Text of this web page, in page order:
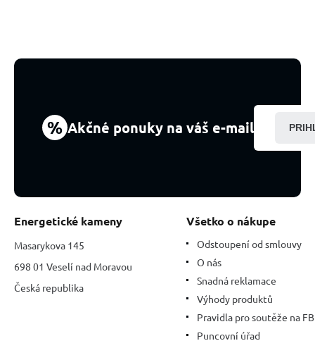
% Akčné ponuky na váš e-mail
Energetické kameny
Masarykova 145
698 01 Veselí nad Moravou
Česká republika
Všetko o nákupe
Odstoupení od smlouvy
O nás
Snadná reklamace
Výhody produktů
Pravidla pro soutěže na FB
Puncovní úřad